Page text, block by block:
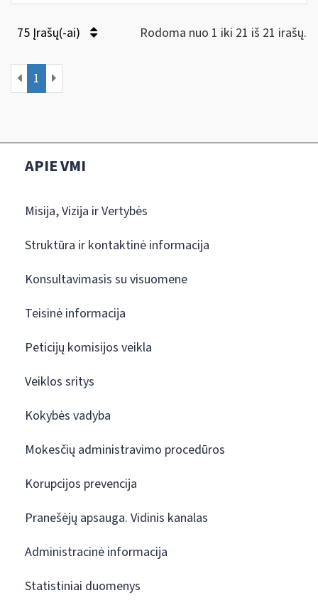
75 Įrašų(-ai) Rodoma nuo 1 iki 21 iš 21 irašų.
1
APIE VMI
Misija, Vizija ir Vertybės
Struktūra ir kontaktinė informacija
Konsultavimasis su visuomene
Teisinė informacija
Peticijų komisijos veikla
Veiklos sritys
Kokybės vadyba
Mokesčių administravimo procedūros
Korupcijos prevencija
Pranešėjų apsauga. Vidinis kanalas
Administracinė informacija
Statistiniai duomenys